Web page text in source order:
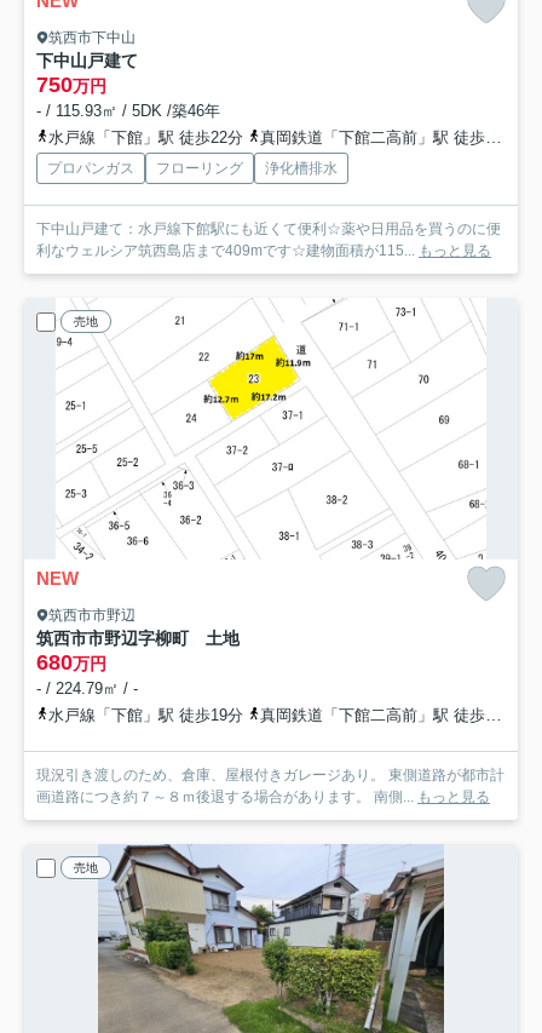
筑西市下中山
下中山戸建て
750万円
- / 115.93㎡ / 5DK /築46年
水戸線「下館」駅 徒歩22分
真岡鉄道「下館二高前」駅 徒歩43分
プロパンガス フローリング 浄化槽排水
下中山戸建て：水戸線下館駅にも近くて便利☆薬や日用品を買うのに便
利なウェルシア筑西島店まで409mです☆建物面積が115... もっと見る
売地
NEW
筑西市市野辺
筑西市市野辺字柳町 土地
680万円
- / 224.79㎡ / -
水戸線「下館」駅 徒歩19分
真岡鉄道「下館二高前」駅 徒歩25分
現況引き渡しのため、倉庫、屋根付きガレージあり。 東側道路が都市計
画道路につき約７～８ｍ後退する場合があります。 南側...
もっと見る
売地